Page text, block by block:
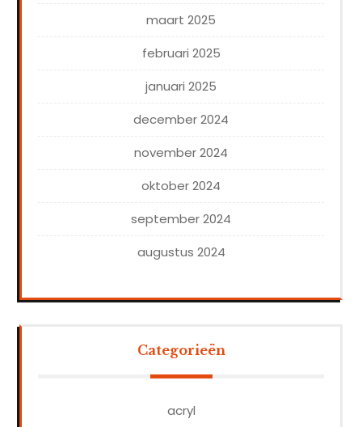
maart 2025
februari 2025
januari 2025
december 2024
november 2024
oktober 2024
september 2024
augustus 2024
Categorieën
acryl